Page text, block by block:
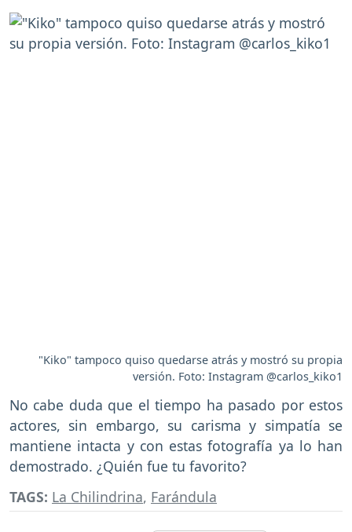
"Kiko" tampoco quiso quedarse atrás y mostró su propia
versión. Foto: Instagram @carlos_kiko1
No cabe duda que el tiempo ha pasado por estos
actores, sin embargo, su carisma y simpatía se
mantiene intacta y con estas fotografía ya lo han
demostrado. ¿Quién fue tu favorito?
TAGS: La Chilindrina, Farándula